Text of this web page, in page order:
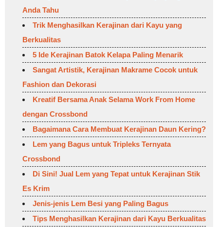
Anda Tahu
Trik Menghasilkan Kerajinan dari Kayu yang
Berkualitas
5 Ide Kerajinan Batok Kelapa Paling Menarik
Sangat Artistik, Kerajinan Makrame Cocok untuk
Fashion dan Dekorasi
Kreatif Bersama Anak Selama Work From Home
dengan Crossbond
Bagaimana Cara Membuat Kerajinan Daun Kering?
Lem yang Bagus untuk Tripleks Ternyata
Crossbond
Di Sini! Jual Lem yang Tepat untuk Kerajinan Stik
Es Krim
Jenis-jenis Lem Besi yang Paling Bagus
Tips Menghasilkan Kerajinan dari Kayu Berkualitas